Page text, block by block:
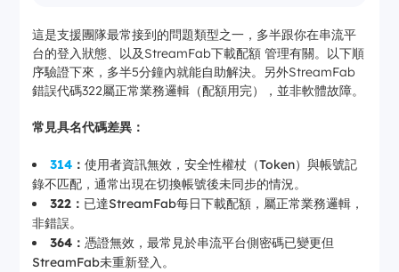
這是支援團隊最常接到的問題類型之一，多半跟你在串流平
台的登入狀態、以及StreamFab下載配額 管理有關。以下順
序驗證下來，多半5分鐘內就能自助解決。另外StreamFab
錯誤代碼322屬正常業務邏輯（配額用完），並非軟體故障。
常見具名代碼差異：
314 ：使用者資訊無效，安全性權杖（Token）與帳號記
錄不匹配，通常出現在切換帳號後未同步的情況。
322： 已達StreamFab每日下載配額，屬正常業務邏輯，
非錯誤。
364：憑證無效，最常見於串流平台側密碼已變更但
StreamFab未重新登入。